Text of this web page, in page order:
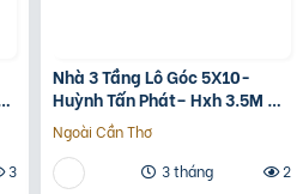
3
Nhà 3 Tầng Lô Góc 5X10-
Huỳnh Tấn Phát– Hxh 3.5M –
Kinh Doanh Tốt – Shr Hoàn
Công Đủ- Giá 3 Tỷ Hơn.
Ngoài Cần Thơ
3 tháng
2